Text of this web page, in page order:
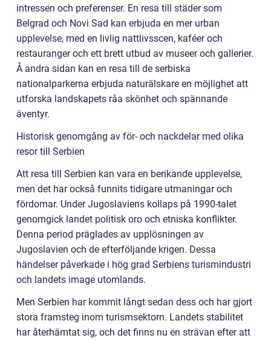
intressen och preferenser. En resa till städer som
Belgrad och Novi Sad kan erbjuda en mer urban
upplevelse, med en livlig nattlivsscen, kaféer och
restauranger och ett brett utbud av museer och gallerier.
Å andra sidan kan en resa till de serbiska
nationalparkerna erbjuda naturälskare en möjlighet att
utforska landskapets råa skönhet och spännande
äventyr.
Historisk genomgång av för- och nackdelar med olika
resor till Serbien
Att resa till Serbien kan vara en berikande upplevelse,
men det har också funnits tidigare utmaningar och
fördomar. Under Jugoslaviens kollaps på 1990-talet
genomgick landet politisk oro och etniska konflikter.
Denna period präglades av upplösningen av
Jugoslavien och de efterföljande krigen. Dessa
händelser påverkade i hög grad Serbiens turismindustri
och landets image utomlands.
Men Serbien har kommit långt sedan dess och har gjort
stora framsteg inom turismsektorn. Landets stabilitet
har återhämtat sig, och det finns nu en strävan efter att